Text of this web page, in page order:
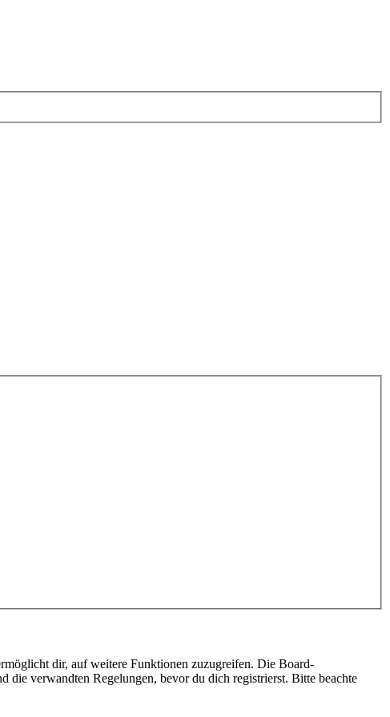
dir, auf weitere Funktionen zuzugreifen. Die Board-
die verwandten Regelungen, bevor du dich registrierst. Bitte beachte